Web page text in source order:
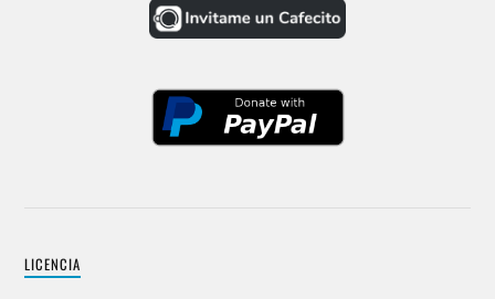
LICENCIA